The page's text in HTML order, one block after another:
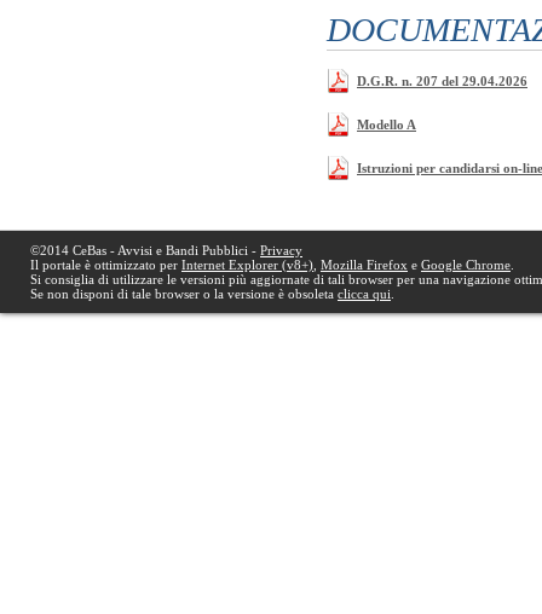
D.G.R. n. 207 del 29.04.2026
Modello A
Istruzioni per candidarsi on-line
©2014 CeBas - Avvisi e Bandi Pubblici - Privacy
Il portale è ottimizzato per Internet Explorer (v8+) Mozilla Firefox e Google Chrome
Si consiglia di utilizzare le versioni più aggiornate di tali browser per una navigazione
Se non disponi di tale browser o la versione è obsoleta clicca qui